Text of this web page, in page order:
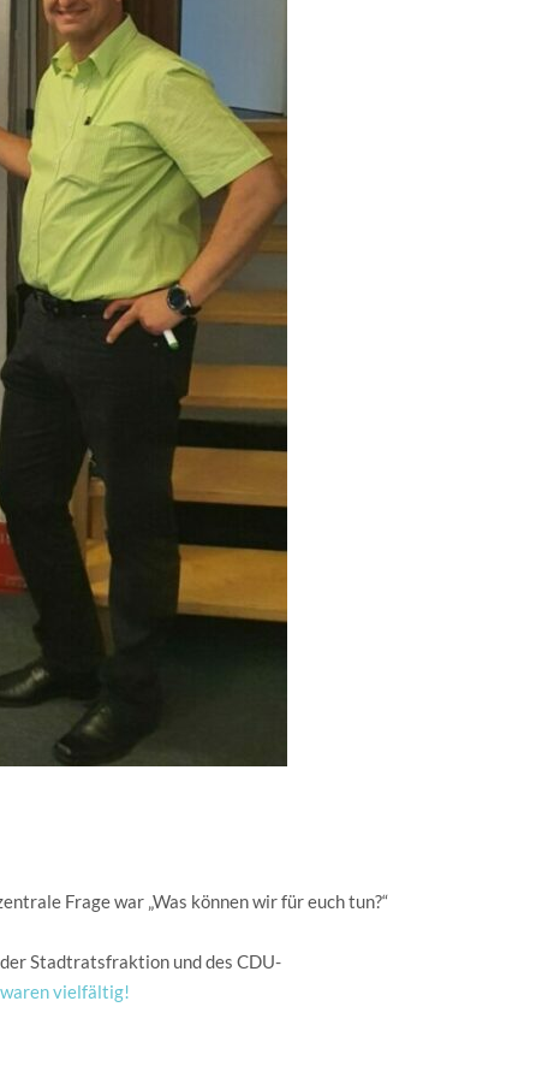
Frage war „Was können wir für euch tun?“
Stadtratsfraktion und des CDU-
vielfältig!